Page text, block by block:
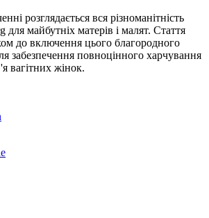
розглядається вся різноманітність
для майбутніх матерів і малят. Стаття
до включення цього благородного
забезпечення повноцінного харчування
вагітних жінок.